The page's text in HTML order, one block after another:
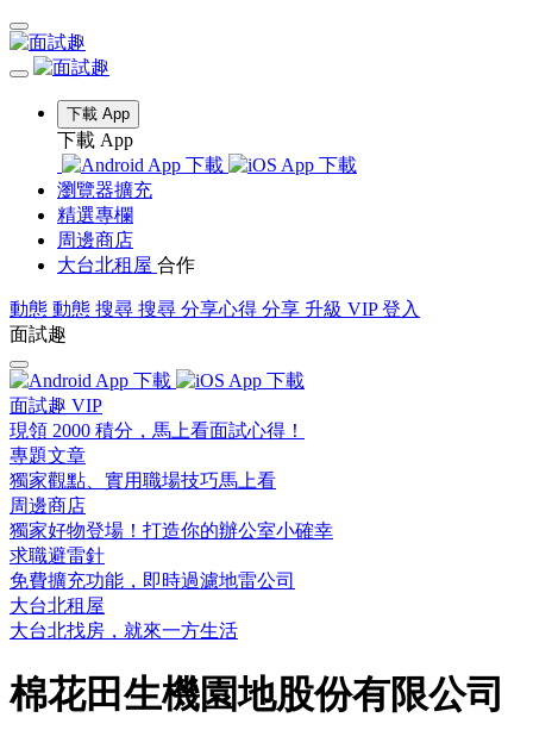
下載 App
下載 App
瀏覽器擴充
精選專欄
周邊商店
大台北租屋 合作
動態 動態 搜尋 搜尋 分享心得 分享 升級 VIP 登入
面試趣
面試趣 VIP
現領 2000 積分，馬上看面試心得！
專題文章
獨家觀點、實用職場技巧馬上看
周邊商店
獨家好物登場！打造你的辦公室小確幸
求職避雷針
免費擴充功能，即時過濾地雷公司
大台北租屋
大台北找房，就來一方生活
棉花田生機園地股份有限公司